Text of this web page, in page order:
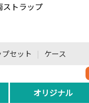
ストラップ
セット |
ケース
オリジナル